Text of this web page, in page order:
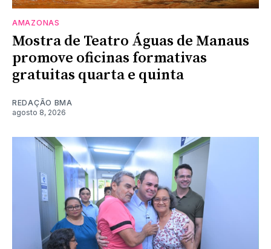
AMAZONAS
Mostra de Teatro Águas de Manaus
promove oficinas formativas
gratuitas quarta e quinta
REDAÇÃO BMA
agosto 8, 2026